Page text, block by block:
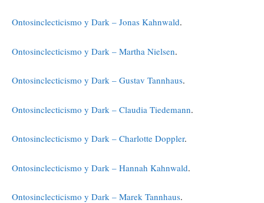
Ontosinclecticismo y Dark – Jonas Kahnwald.
Ontosinclecticismo y Dark – Martha Nielsen.
Ontosinclecticismo y Dark – Gustav Tannhaus.
Ontosinclecticismo y Dark – Claudia Tiedemann.
Ontosinclecticismo y Dark – Charlotte Doppler.
Ontosinclecticismo y Dark – Hannah Kahnwald.
Ontosinclecticismo y Dark – Marek Tannhaus.